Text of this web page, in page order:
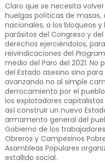
Claro que se necesita
huelgas políticas de masas,
nacionales, a los bloqueos
parásitos del Congreso y
derechos ejerciéndolos,
reivindicaciones del
medio del Paro del 2021.
del Estado asesino sino
avanzando no al simple
derrocamiento por el
los explotadores
así construir un nuevo
armamento general del
Gobierno de los
Obreros y Campesinos
Asambleas Populares
estallido social.